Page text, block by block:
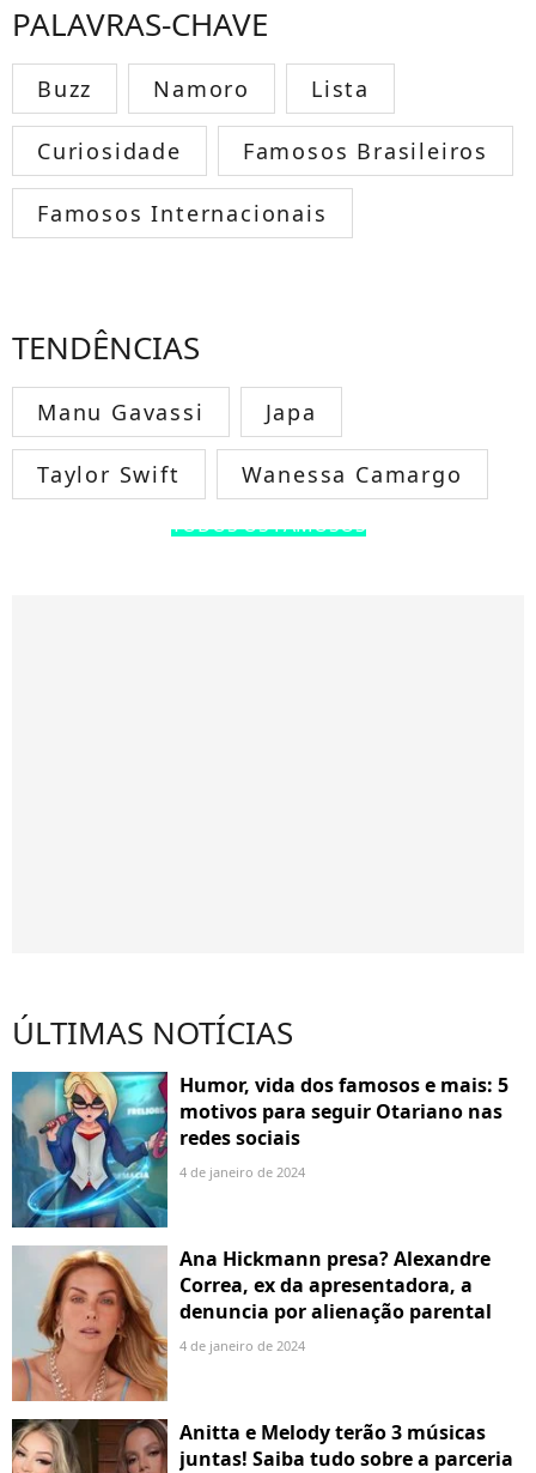
PALAVRAS-CHAVE
Buzz Namoro Lista
Curiosidade Famosos Brasileiros
Famosos Internacionais
TENDÊNCIAS
Manu Gavassi Japa
Taylor Swift Wanessa Camargo
TODOS OS FAMOSOS
ÚLTIMAS NOTÍCIAS
Humor, vida dos famosos e mais: 5
motivos para seguir Otariano nas
redes sociais
4 de janeiro de 2024
Ana Hickmann presa? Alexandre
Correa, ex da apresentadora, a
denuncia por alienação parental
4 de janeiro de 2024
Anitta e Melody terão 3 músicas
juntas! Saiba tudo sobre a parceria